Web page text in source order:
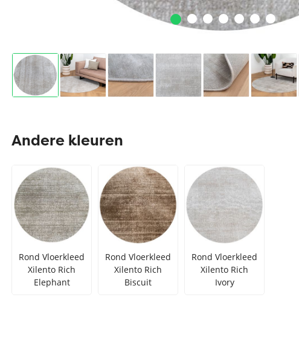
Andere kleuren
Rond Vloerkleed
Xilento Rich
Elephant
Rond Vloerkleed
Xilento Rich
Biscuit
Rond Vloerkleed
Xilento Rich
Ivory